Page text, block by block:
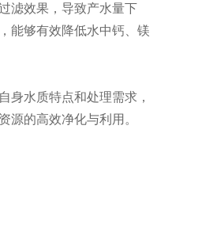
滤效果，导致产水量下
能够有效降低水中钙、镁
身水质特点和处理需求，
源的高效净化与利用。